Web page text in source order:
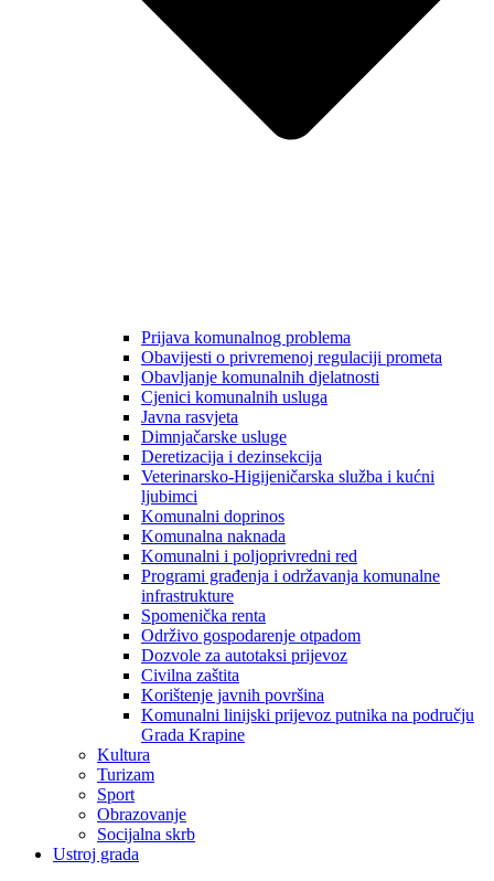
Prijava komunalnog problema
Obavijesti o privremenoj regulaciji prometa
Obavljanje komunalnih djelatnosti
Cjenici komunalnih usluga
Javna rasvjeta
Dimnjačarske usluge
Deretizacija i dezinsekcija
Veterinarsko-Higijeničarska služba i kućni
ljubimci
Komunalni doprinos
Komunalna naknada
Komunalni i poljoprivredni red
Programi građenja i održavanja komunalne
infrastrukture
Spomenička renta
Održivo gospodarenje otpadom
Dozvole za autotaksi prijevoz
Civilna zaštita
Korištenje javnih površina
Komunalni linijski prijevoz putnika na području
Grada Krapine
Kultura
Turizam
Sport
Obrazovanje
Socijalna skrb
Ustroj grada